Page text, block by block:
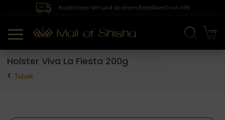
Kostenloser Versand ab einem Bestellwert von 49€
Holster Viva La Fiesta 200g
Tabak